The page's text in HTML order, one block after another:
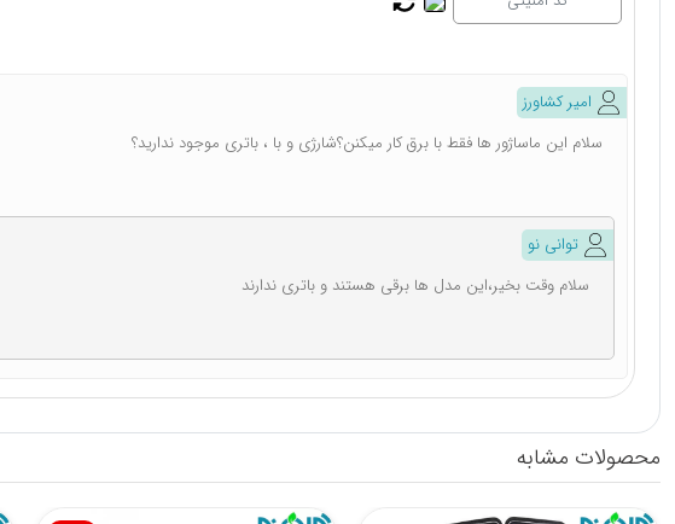
امیر کشاورز
سلام این ماساژور ها فقط با برق کار میکنن؟شارژی و با ، باتری موجود ندارید؟
توانی نو
سلام وقت بخیر،این مدل ها برقی هستند و باتری ندارند
محصولات مشابه